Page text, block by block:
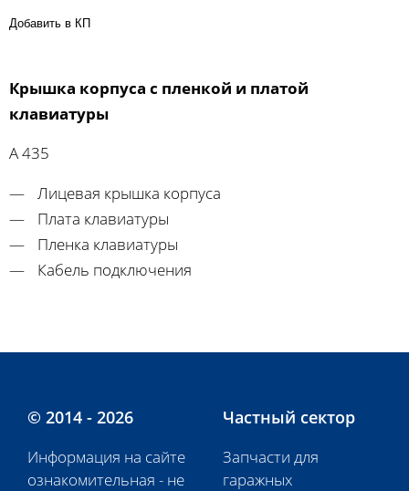
Добавить в КП
Крышка корпуса с пленкой и платой
клавиатуры
A 435
Лицевая крышка корпуса
Плата клавиатуры
Пленка клавиатуры
Кабель подключения
© 2014 - 2026
Информация на сайте
ознакомительная - не
Частный сектор
Запчасти для
гаражных